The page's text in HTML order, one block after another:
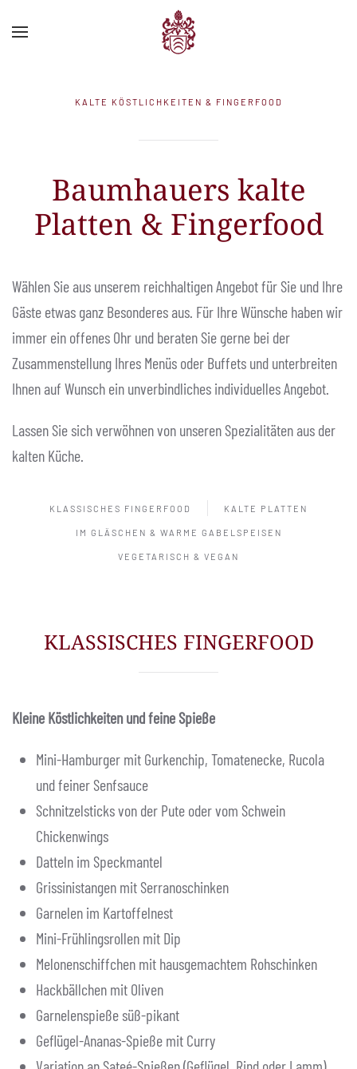
Zum Hauptinhalt springen
KALTE KÖSTLICHKEITEN & FINGERFOOD
Baumhauers kalte
Platten & Fingerfood
Wählen Sie aus unserem reichhaltigen Angebot für Sie und Ihre
Gäste etwas ganz Besonderes aus. Für Ihre Wünsche haben wir
immer ein offenes Ohr und beraten Sie gerne bei der
Zusammenstellung Ihres Menüs oder Buffets und unterbreiten
Ihnen auf Wunsch ein unverbindliches individuelles Angebot.
Lassen Sie sich verwöhnen von unseren Spezialitäten aus der
kalten Küche.
KLASSISCHES FINGERFOOD KALTE PLATTEN
IM GLÄSCHEN & WARME GABELSPEISEN
VEGETARISCH & VEGAN
KLASSISCHES FINGERFOOD
Kleine Köstlichkeiten und feine Spieße
Mini-Hamburger mit Gurkenchip, Tomatenecke, Rucola
und feiner Senfsauce
Schnitzelsticks von der Pute oder vom Schwein
Chickenwings
Datteln im Speckmantel
Grissinistangen mit Serranoschinken
Garnelen im Kartoffelnest
Mini-Frühlingsrollen mit Dip
Melonenschiffchen mit hausgemachtem Rohschinken
Hackbällchen mit Oliven
Garnelenspieße süß-pikant
Geflügel-Ananas-Spieße mit Curry